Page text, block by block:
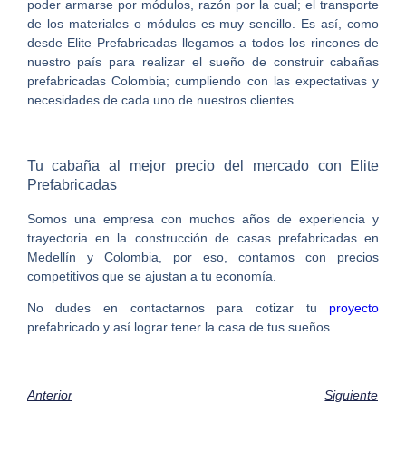
poder armarse por módulos, razón por la cual; el transporte
de los materiales o módulos es muy sencillo. Es así, como
desde Elite Prefabricadas llegamos a todos los rincones de
nuestro país para realizar el sueño de construir cabañas
prefabricadas Colombia; cumpliendo con las expectativas y
necesidades de cada uno de nuestros clientes.
Tu cabaña al mejor precio del mercado con Elite
Prefabricadas
Somos una empresa con muchos años de experiencia y
trayectoria en la construcción de casas prefabricadas en
Medellín y Colombia , por eso, contamos con precios
competitivos que se ajustan a tu economía.
No dudes en contactarnos para cotizar tu proyecto
prefabricado y así lograr tener la casa de tus sueños.
Anterior Siguiente